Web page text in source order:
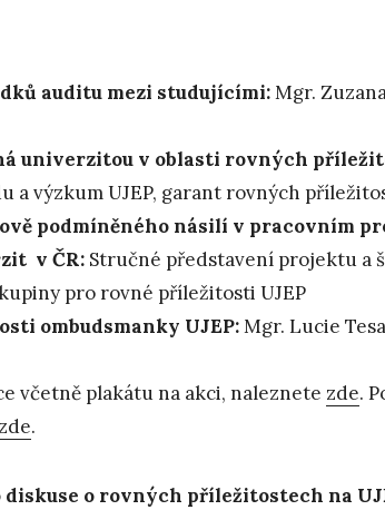
auditu mezi studujícími:Mgr.
univerzitou v oblasti rovných
a výzkum UJEP, garant rovných
podmíněného násilí v pracovním
v ČR: Stručné představení projektu a
pro rovné příležitosti UJEP
ombudsmanky UJEP:Mgr. Lucie
včetně plakátu na akci, naleznete zde.
zde.
o rovných příležitostech na